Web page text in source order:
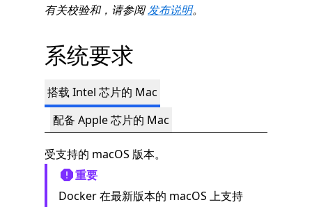
有关校验和，请参阅发布说明。
系统要求
搭载 Intel 芯片的 Mac
配备 Apple 芯片的 Mac
受支持的 macOS 版本。
重要
Docker 在最新版本的 macOS 上支持